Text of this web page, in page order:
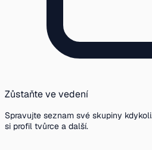
Zůstaňte ve vedení
Spravujte seznam své skupiny
si profil tvůrce a další.